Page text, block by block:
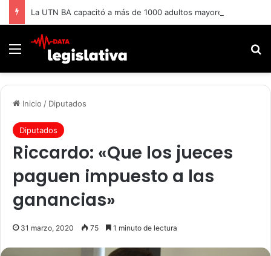
La UTN BA capacitó a más de 1000 adultos mayores.
Menú
Inicio / Diputados
Diputados
Riccardo: «Que los jueces
paguen impuesto a las
ganancias»
31 marzo, 2020 75 1 minuto de lectura